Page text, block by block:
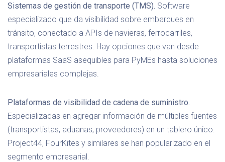
Sistemas de gestión de transporte (TMS). Software
especializado que da visibilidad sobre embarques en
tránsito, conectado a APIs de navieras, ferrocarriles,
transportistas terrestres. Hay opciones que van desde
plataformas SaaS asequibles para PyMEs hasta soluciones
empresariales complejas.
Plataformas de visibilidad de cadena de suministro.
Especializadas en agregar información de múltiples fuentes
(transportistas, aduanas, proveedores) en un tablero único.
Project44, FourKites y similares se han popularizado en el
segmento empresarial.